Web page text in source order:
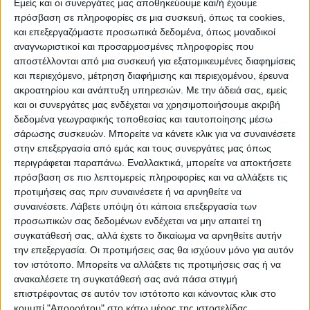
Εμείς και οι συνεργάτες μας αποθηκεύουμε και/ή έχουμε
πρόσβαση σε πληροφορίες σε μια συσκευή, όπως τα cookies,
και επεξεργαζόμαστε προσωπικά δεδομένα, όπως μοναδικοί
αναγνωριστικοί και προσαρμοσμένες πληροφορίες που
αποστέλλονται από μια συσκευή για εξατομικευμένες διαφημίσεις
και περιεχόμενο, μέτρηση διαφήμισης και περιεχομένου, έρευνα
ακροατηρίου και ανάπτυξη υπηρεσιών. Με την άδειά σας, εμείς
και οι συνεργάτες μας ενδέχεται να χρησιμοποιήσουμε ακριβή
δεδομένα γεωγραφικής τοποθεσίας και ταυτοποίησης μέσω
σάρωσης συσκευών. Μπορείτε να κάνετε κλικ για να συναινέσετε
στην επεξεργασία από εμάς και τους συνεργάτες μας όπως
περιγράφεται παραπάνω. Εναλλακτικά, μπορείτε να αποκτήσετε
πρόσβαση σε πιο λεπτομερείς πληροφορίες και να αλλάξετε τις
προτιμήσεις σας πριν συναινέσετε ή να αρνηθείτε να
συναινέσετε. Λάβετε υπόψη ότι κάποια επεξεργασία των
προσωπικών σας δεδομένων ενδέχεται να μην απαιτεί τη
συγκατάθεσή σας, αλλά έχετε το δικαίωμα να αρνηθείτε αυτήν
την επεξεργασία. Οι προτιμήσεις σας θα ισχύουν μόνο για αυτόν
τον ιστότοπο. Μπορείτε να αλλάξετε τις προτιμήσεις σας ή να
ανακαλέσετε τη συγκατάθεσή σας ανά πάσα στιγμή
επιστρέφοντας σε αυτόν τον ιστότοπο και κάνοντας κλικ στο
«πονοκέφαλος» του καγκελάριου, ο οποίος,
μόλις 6 μήνες από την ανάληψη των
καθηκόντων του, αναγκάζεται να απαντά σε
ερωτήσεις για τη βιωσιμότητα της
κυβέρνησής του και το ενδεχόμενο ακόμη
και κυβέρνησης μειοψηφίας.
Συνταξιοδοτικό
Στην προγραμματική συμφωνία, τα τρία
κόμματα αναφέρονταν μεταξύ άλλων σε
«εγγυημένο επίπεδο σύνταξης» στο 48% του
μέσου μισθού έως τουλάχιστον το 2031,
χρηματοδοτούμενο από αυξημένη κρατική
επιδότηση, ενώ δεσμεύονταν να μην
αυξήσουν τα όρια ηλικίας συνταξιοδότησης
πέρα από την τρέχουσα, σταδιακή αύξηση